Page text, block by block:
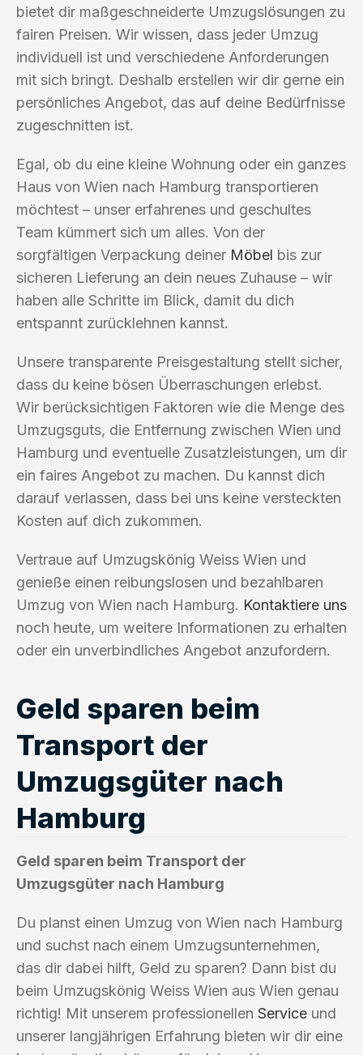
bietet dir maßgeschneiderte Umzugslösungen zu
fairen Preisen. Wir wissen, dass jeder Umzug
individuell ist und verschiedene Anforderungen
mit sich bringt. Deshalb erstellen wir dir gerne ein
persönliches Angebot, das auf deine Bedürfnisse
zugeschnitten ist.
Egal, ob du eine kleine Wohnung oder ein ganzes
Haus von Wien nach Hamburg transportieren
möchtest – unser erfahrenes und geschultes
Team kümmert sich um alles. Von der
sorgfältigen Verpackung deiner Möbel bis zur
sicheren Lieferung an dein neues Zuhause – wir
haben alle Schritte im Blick, damit du dich
entspannt zurücklehnen kannst.
Unsere transparente Preisgestaltung stellt sicher,
dass du keine bösen Überraschungen erlebst.
Wir berücksichtigen Faktoren wie die Menge des
Umzugsguts, die Entfernung zwischen Wien und
Hamburg und eventuelle Zusatzleistungen, um dir
ein faires Angebot zu machen. Du kannst dich
darauf verlassen, dass bei uns keine versteckten
Kosten auf dich zukommen.
Vertraue auf Umzugskönig Weiss Wien und
genieße einen reibungslosen und bezahlbaren
Umzug von Wien nach Hamburg. Kontaktiere uns
noch heute, um weitere Informationen zu erhalten
oder ein unverbindliches Angebot anzufordern.
Geld sparen beim
Transport der
Umzugsgüter nach
Hamburg
Geld sparen beim Transport der
Umzugsgüter nach Hamburg
Du planst einen Umzug von Wien nach Hamburg
und suchst nach einem Umzugsunternehmen,
das dir dabei hilft, Geld zu sparen? Dann bist du
beim Umzugskönig Weiss Wien aus Wien genau
richtig! Mit unserem professionellen Service und
unserer langjährigen Erfahrung bieten wir dir eine